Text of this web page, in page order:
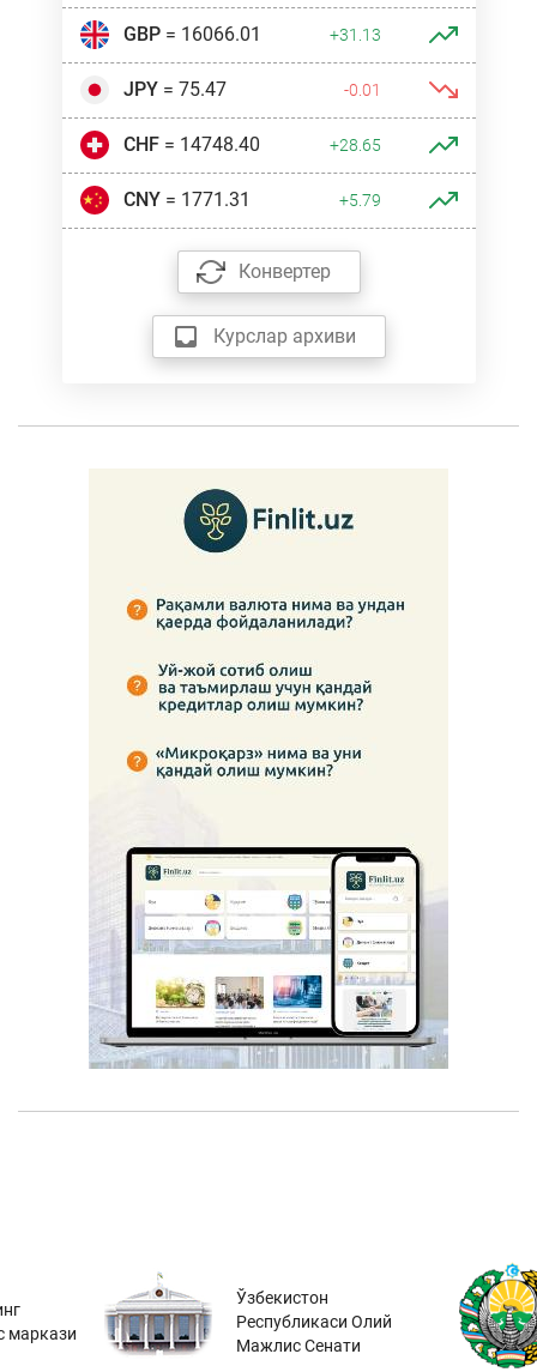
GBP= 16066.01 +31.13
JPY= 75.47 -0.01
CHF= 14748.40 +28.65
CNY= 1771.31 +5.79
Конвертер
Курслар архиви
маркази
Ўзбекистон
Республикаси Олий
Мажлис Сенати